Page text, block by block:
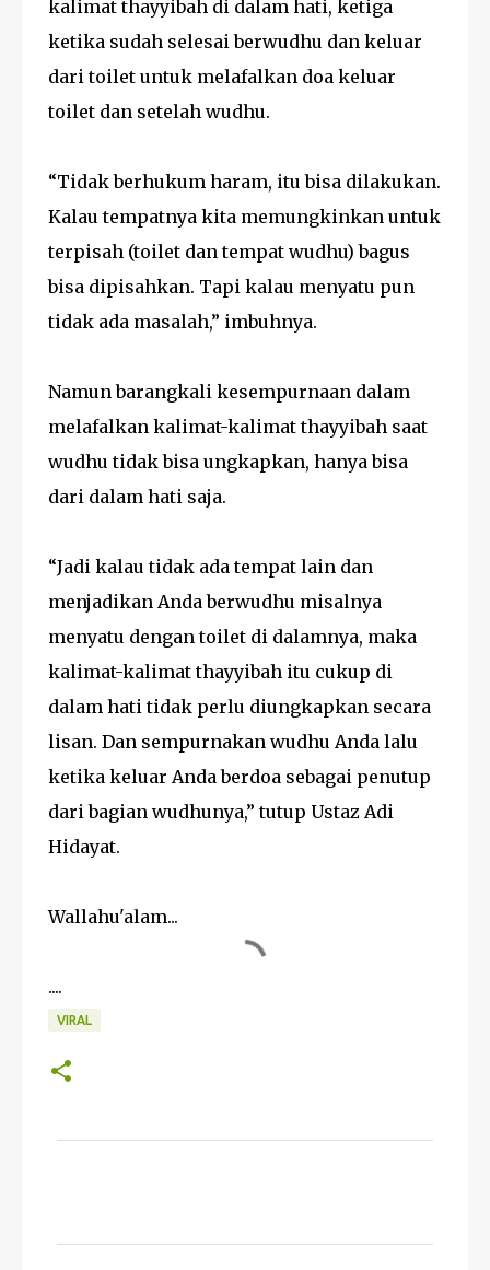
kalimat thayyibah di dalam hati, ketiga
ketika sudah selesai berwudhu dan keluar
dari toilet untuk melafalkan doa keluar
toilet dan setelah wudhu.
“Tidak berhukum haram, itu bisa dilakukan.
Kalau tempatnya kita memungkinkan untuk
terpisah (toilet dan tempat wudhu) bagus
bisa dipisahkan. Tapi kalau menyatu pun
tidak ada masalah,” imbuhnya.
Namun barangkali kesempurnaan dalam
melafalkan kalimat-kalimat thayyibah saat
wudhu tidak bisa ungkapkan, hanya bisa
dari dalam hati saja.
“Jadi kalau tidak ada tempat lain dan
menjadikan Anda berwudhu misalnya
menyatu dengan toilet di dalamnya, maka
kalimat-kalimat thayyibah itu cukup di
dalam hati tidak perlu diungkapkan secara
lisan. Dan sempurnakan wudhu Anda lalu
ketika keluar Anda berdoa sebagai penutup
dari bagian wudhunya,” tutup Ustaz Adi
Hidayat.
Wallahu'alam...
....
VIRAL